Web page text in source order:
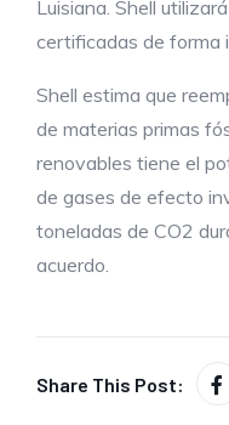
Luisiana. Shell
certificadas de forma
Shell estima que
de materias primas
renovables tiene el
de gases de efecto
toneladas de CO2
acuerdo.
Share This Post: